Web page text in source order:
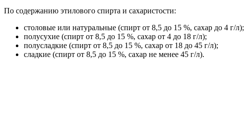
По содержанию этилового спирта и сахаристости:
столовые или натуральные (спирт от 8,5 до 15 %, сахар до 4 г/л);
полусухие (спирт от 8,5 до 15 %, сахар от 4 до 18 г/л);
полусладкие (спирт от 8,5 до 15 %, сахар от 18 до 45 г/л);
сладкие (спирт от 8,5 до 15 %, сахар не менее 45 г/л).